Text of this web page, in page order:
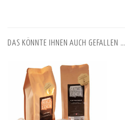
DAS KÖNNTE IHNEN AUCH GEFALLEN …